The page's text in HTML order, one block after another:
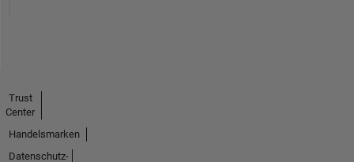
Trust
Center
Handelsmarken
Datenschutz-